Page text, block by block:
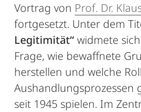
Vortrag von Prof. Dr.
fortgesetzt. Unter dem
Legitimität“ widmete
Frage, wie bewaffnete
herstellen und welche
Aushandlungsprozessen
seit 1945 spielen. Im